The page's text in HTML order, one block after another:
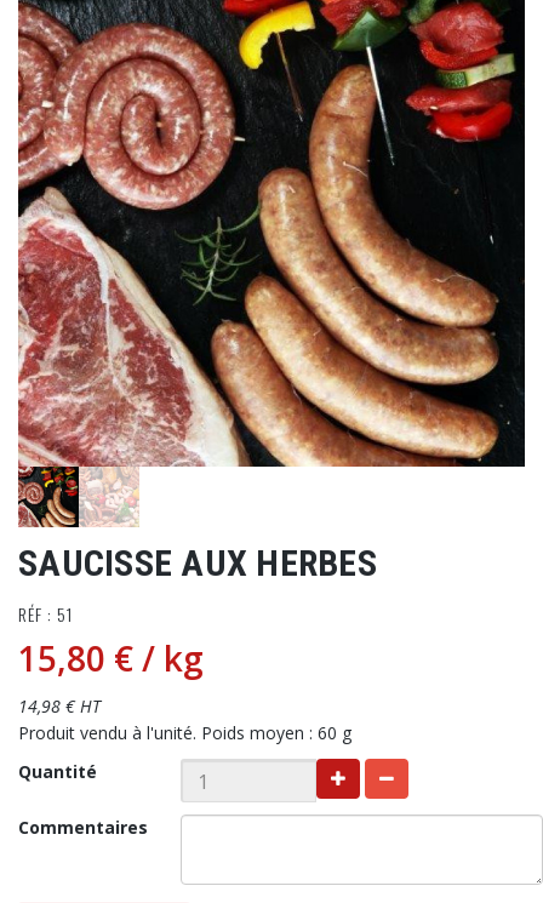
SAUCISSE AUX HERBES
RÉF : 51
15,80 €/ kg
14,98 € HT
Produit vendu à l'unité. Poids moyen : 60 g
Quantité
Commentaires